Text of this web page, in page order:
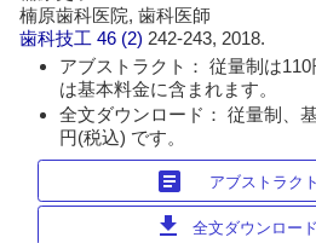
楠原歯科医院, 歯科医師
歯科技工 46 (2) 242-243, 2018.
アブストラクト： 従量制は
は基本料金に含まれます。
全文ダウンロード： 従量制、
円(税込) です。
article アブストラク
download 全文ダウンロー